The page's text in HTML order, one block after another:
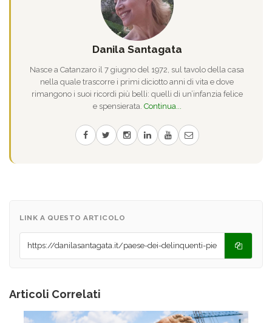
Danila Santagata
Nasce a Catanzaro il 7 giugno del 1972, sul tavolo della casa
nella quale trascorre i primi diciotto anni di vita e dove
rimangono i suoi ricordi più belli: quelli di un’infanzia felice
e spensierata. Continua...
LINK A QUESTO ARTICOLO
Articoli Correlati